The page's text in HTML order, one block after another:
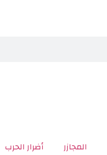
المجازر أضرار الحرب